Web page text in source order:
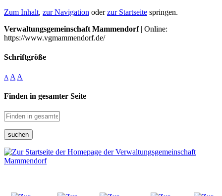
Zum Inhalt, zur Navigation oderzur Startseite springen.
Verwaltungsgemeinschaft Mammendorf| Online:
https://www.vgmammendorf.de/
Schriftgröße
A A A
Finden in gesamter Seite
suchen